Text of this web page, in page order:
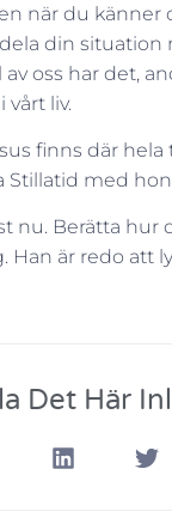
när du känner
din situation
av oss har det,
vårt liv.
finns där
Stillatid med
nu. Berätta hur
Han är redo att
Det Här